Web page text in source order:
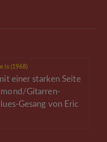
is (1968)
einer starken Seite
Gitarren-
Gesang von Eric